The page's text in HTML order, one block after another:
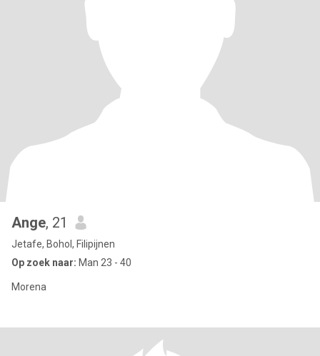
Ange, 21
Jetafe, Bohol, Filipijnen
Op zoek naar: Man 23 - 40
Morena